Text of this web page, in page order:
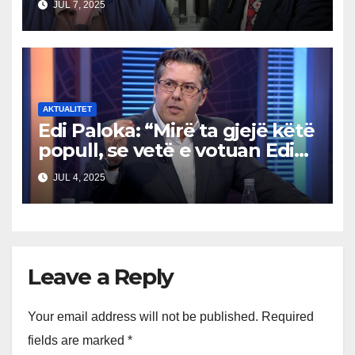
JUL 7, 2025
AKTUALITET
Edi Paloka: “Mirë ta gjejë këtë
popull, se vetë e votuan Edi
Ramën. Ç’kanë që ankohen
tani?”
JUL 4, 2025
Leave a Reply
Your email address will not be published. Required
fields are marked *